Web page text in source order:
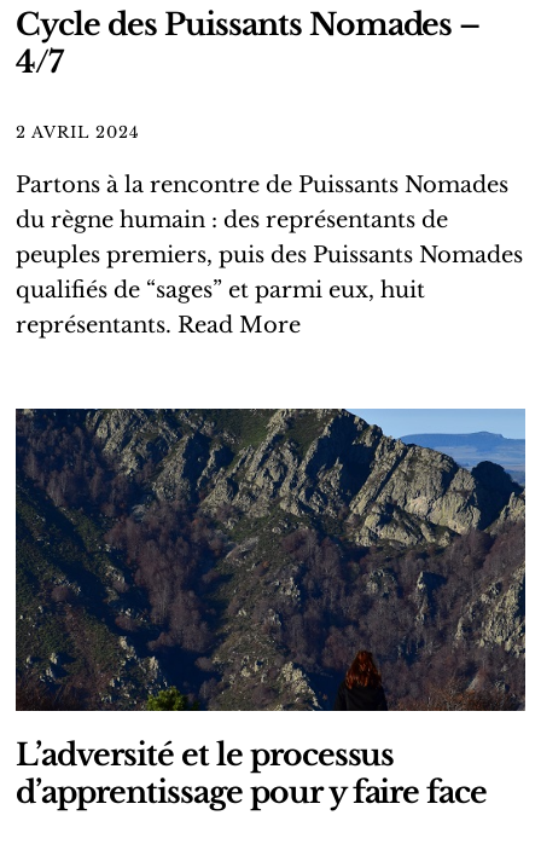
Cycle des Puissants Nomades –
4/7
2 AVRIL 2024
Partons à la rencontre de Puissants Nomades
du règne humain : des représentants de
peuples premiers, puis des Puissants Nomades
qualifiés de “sages” et parmi eux, huit
représentants.Read More
L’adversité et le processus
d’apprentissage pour y faire face